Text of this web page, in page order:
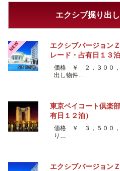
エクシブ掘り出
NEW
エクシブバージョ
レード・占有日１３泊
価格 ￥ ２，３００，
出し物件…
東京ベイコート倶楽
有日１２泊）
価格 ￥ ３，５００，
り…
エクシブバージョ